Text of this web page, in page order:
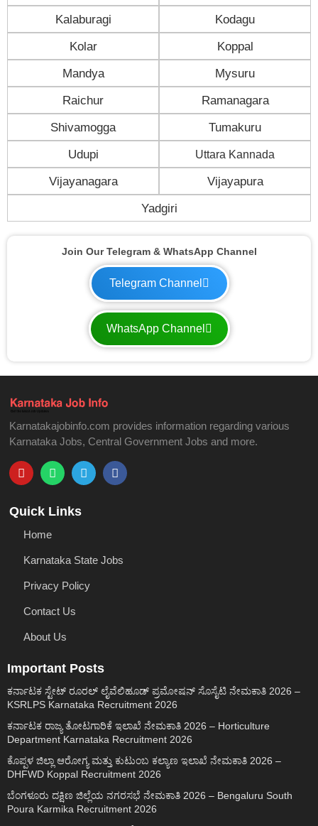
Kalaburagi Kodagu
Kolar Koppal
Mandya Mysuru
Raichur Ramanagara
Shivamogga Tumakuru
Udupi Uttara Kannada
Vijayanagara Vijayapura
Yadgiri
Join Our Telegram & WhatsApp Channel
Telegram Channel
WhatsApp Channel
Karnatakajobinfo.com provides information regarding various
Karnataka Jobs, Central Government Jobs and more.
Quick Links
Home
Karnataka State Jobs
Privacy Policy
Contact Us
About Us
Important Posts
ಕರ್ನಾಟಕ ಸ್ಟೇಟ್ ರೂರಲ್ ಲೈವೆಲಿಹೂಡ್ ಪ್ರಮೋಷನ್ ಸೊಸೈಟಿ ನೇಮಕಾತಿ 2026 –
KSRLPS Karnataka Recruitment 2026
ಕರ್ನಾಟಕ ರಾಜ್ಯ ತೋಟಗಾರಿಕೆ ಇಲಾಖೆ ನೇಮಕಾತಿ 2026 – Horticulture
Department Karnataka Recruitment 2026
ಕೊಪ್ಪಳ ಜಿಲ್ಲಾ ಆರೋಗ್ಯ ಮತ್ತು ಕುಟುಂಬ ಕಲ್ಯಾಣ ಇಲಾಖೆ ನೇಮಕಾತಿ 2026 –
DHFWD Koppal Recruitment 2026
ಬೆಂಗಳೂರು ದಕ್ಷಿಣ ಜಿಲ್ಲೆಯ ನಗರಸಭೆ ನೇಮಕಾತಿ 2026 – Bengaluru South
Poura Karmika Recruitment 2026